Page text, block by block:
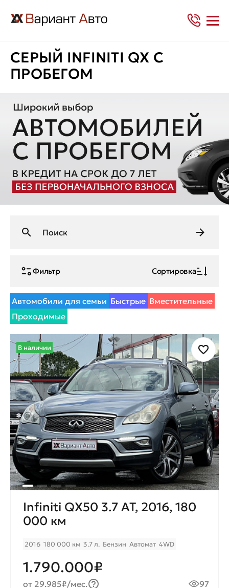
СЕРЫЙ INFINITI QX С
ПРОБЕГОМ
Фильтр Сортировка
Автомобили для семьи Быстрые Вместительные
Проходимые
В наличии
Infiniti QX50 3.7 AT, 2016, 180
000 км
2016 180 000 км 3.7 л. Бензин Автомат 4WD
1.790.000₽
от 29.985₽/мес. 97